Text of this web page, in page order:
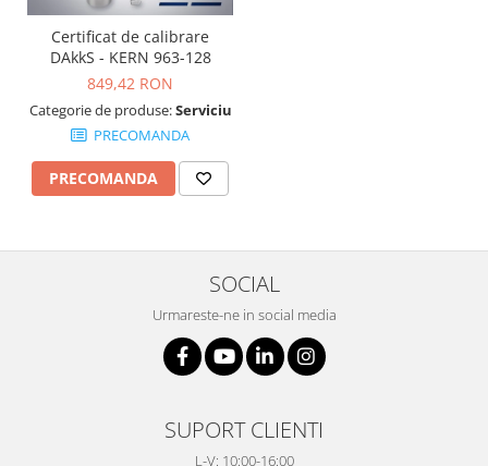
Certificat de calibrare
DAkkS - KERN 963-128
849,42 RON
Categorie de produse:Serviciu
PRECOMANDA
PRECOMANDA
SOCIAL
Urmareste-ne in social media
SUPORT CLIENTI
L-V: 10:00-16:00